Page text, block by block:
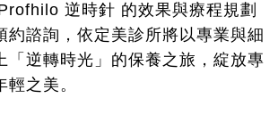
逆時針 的效果與療程規劃
約諮詢，依定美診所將以專業與細
「逆轉時光」的保養之旅，綻放專
之美。